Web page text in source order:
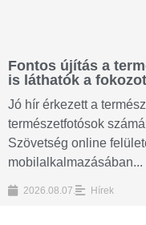
Fontos újítás a
is láthatók a
Jó hír érkezett a
természetfotósok
Szövetség online
mobilalkalmazásában...
2026.08.07. Hírek